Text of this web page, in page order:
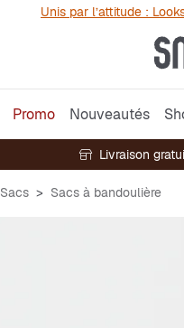
Unis par l’attitude :
Promo Nouveautés
Livraison
Sacs Sacs à bandoulière